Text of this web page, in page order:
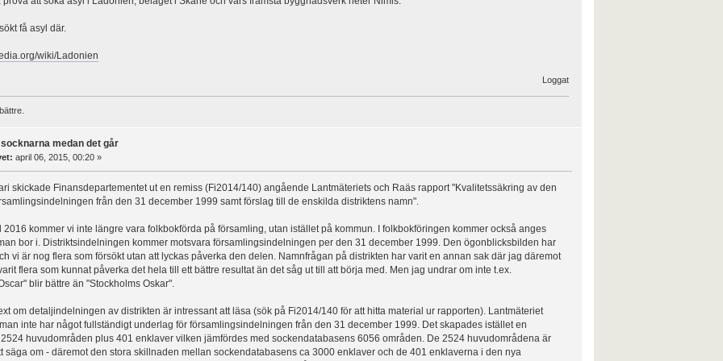
få asyl där.
wiki/Ladonien
Loggat
socknarna medan det går
april 06, 2015, 00:20 »
skickade Finansdepartementet ut en remiss (Fi2014/140) angående Lantmäteriets och Raäs rapport "Kvalitetssäkring av den
från den 31 december 1999 samt förslag till de enskilda distriktens namn".
2016 kommer vi inte längre vara folkbokförda på församling, utan istället på kommun. I folkbokföringen kommer också anges
bor i. Distriktsindelningen kommer motsvara församlingsindelningen per den 31 december 1999. Den ögonblicksbilden har
vi är nog flera som försökt utan att lyckas påverka den delen. Namnfrågan på distrikten har varit en annan sak där jag däremot
flera som kunnat påverka det hela till ett bättre resultat än det såg ut till att börja med. Men jag undrar om inte t.ex.
blir bättre än "Stockholms Oskar".
om detaljindelningen av distrikten är intressant att läsa (sök på Fi2014/140 för att hitta material ur rapporten). Lantmäteriet
inte har något fullständigt underlag för församlingsindelningen från den 31 december 1999. Det skapades istället en
huvudområden plus 401 enklaver vilken jämfördes med sockendatabasens 6056 områden. De 2524 huvudområdena är
säga om - däremot den stora skillnaden mellan sockendatabasens ca 3000 enklaver och de 401 enklaverna i den nya